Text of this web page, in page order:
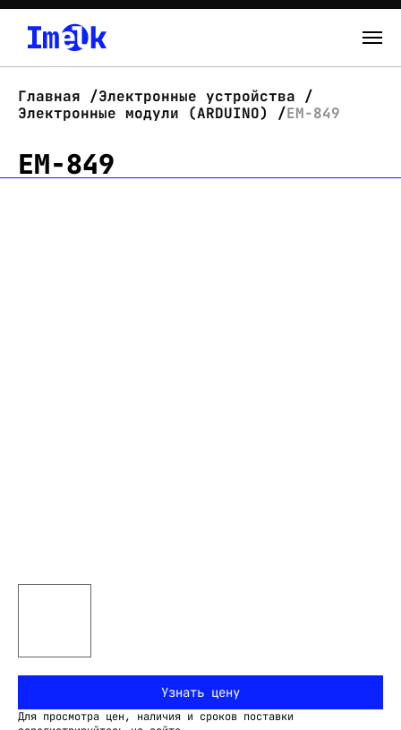
О нас
Новости
Главная
Электронные устройства
Электронные модули (ARDUINO)
EM-849
EM-849
Узнать цену
Для просмотра цен, наличия и сроков поставки